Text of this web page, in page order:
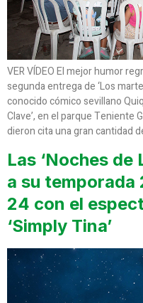
VER VÍDEO El mejor humor
segunda entrega de ‘Los
conocido cómico sevillano
Clave’, en el parque Teniente
dieron cita una gran cantidad
Las ‘Noches de
a su
24 con el
‘Simply Tina’